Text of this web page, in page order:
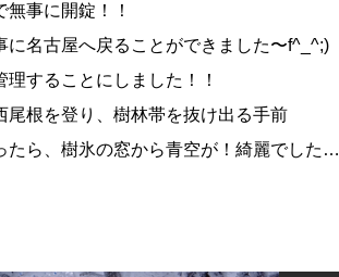
事に開錠！！
に名古屋へ戻ることができました〜f^_^;)
することにしました！！
尾根を登り、樹林帯を抜け出る手前
たら、樹氷の窓から青空が！綺麗でした…